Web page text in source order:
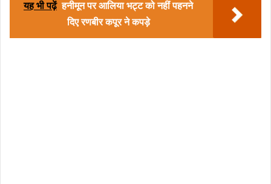
यह भी पढ़ें हनीमून पर आलिया भट्ट को नहीं पहनने
दिए रणबीर कपूर ने कपड़े